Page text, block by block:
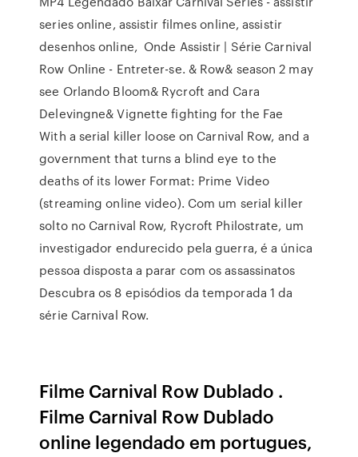
series online, assistir filmes online, assistir
desenhos online, Onde Assistir | Série Carnival
Row Online - Entreter-se. & Row& season 2 may
see Orlando Bloom& Rycroft and Cara
Delevingne& Vignette fighting for the Fae
With a serial killer loose on Carnival Row, and a
government that turns a blind eye to the
deaths of its lower Format: Prime Video
(streaming online video). Com um serial killer
solto no Carnival Row, Rycroft Philostrate, um
investigador endurecido pela guerra, é a única
pessoa disposta a parar com os assassinatos
Descubra os 8 episódios da temporada 1 da
série Carnival Row.
Filme Carnival Row Dublado .
Filme Carnival Row Dublado
online legendado em portugues,